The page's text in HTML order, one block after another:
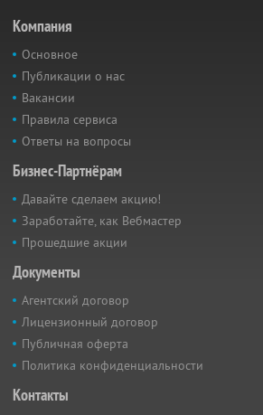
Компания
Основное
Публикации о нас
Вакансии
Правила сервиса
Ответы на вопросы
Бизнес-Партнёрам
Давайте сделаем акцию!
Заработайте, как Вебмастер
Прошедшие акции
Документы
Агентский договор
Лицензионный договор
Публичная оферта
Политика конфиденциальности
Контакты